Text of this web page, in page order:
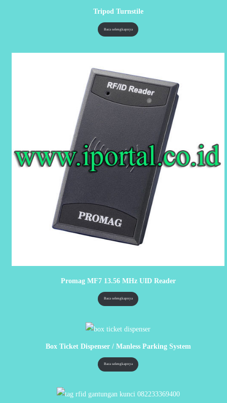
Tripod Turnstile
Baca selengkapnya
Promag MF7 13.56 MHz UID Reader
Baca selengkapnya
Box Ticket Dispenser / Manless Parking System
Baca selengkapnya